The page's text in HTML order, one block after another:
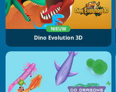
NIEUW
Dino Evolution 3D